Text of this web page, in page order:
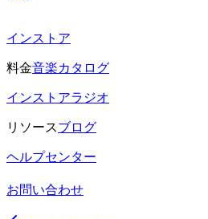
インストア
料金音楽カタログ
インストアラジオ
リソースブログ
ヘルプセンター
お問い合わせ